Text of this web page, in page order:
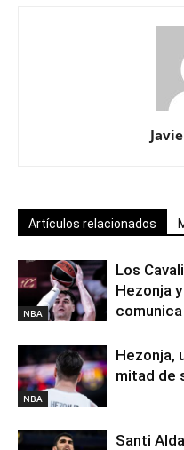
Artículos relacionados
NBA
Los
Hezonja
NBA
Hezonja,
mitad de
Santi